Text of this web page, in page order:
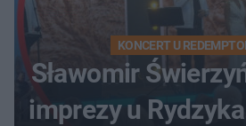
KONCERT U
Sławomir
imprezy u